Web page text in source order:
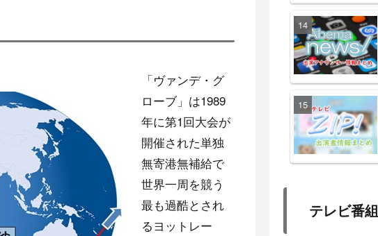
「ヴァンデ・グ
ローブ」は1989
年に第1回大会が
開催された単独
無寄港無補給で
世界一周を競う
最も過酷とされ
るヨットレー
テレビ番組